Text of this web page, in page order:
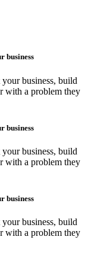
business
business, build
with a problem they
business
business, build
with a problem they
business
business, build
with a problem they